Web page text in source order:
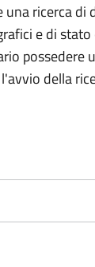
ricerca di
e di
possedere
della